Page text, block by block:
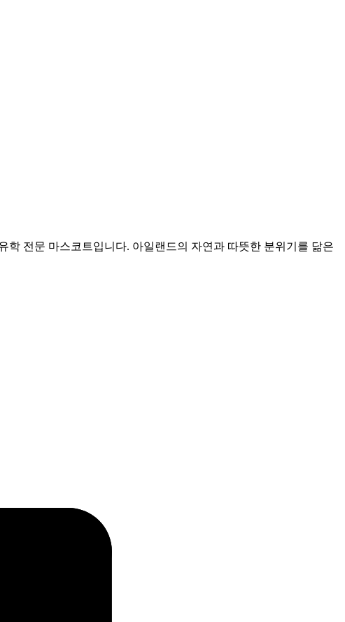
전문 마스코트입니다. 아일랜드의 자연과 따뜻한 분위기를 닮은